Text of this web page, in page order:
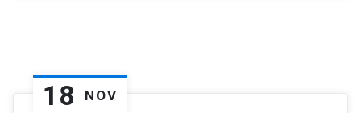
18 NOV